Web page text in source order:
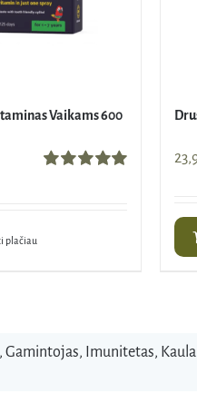
Vaikams 600
plačiau
, Gamintojas, Imunitetas,